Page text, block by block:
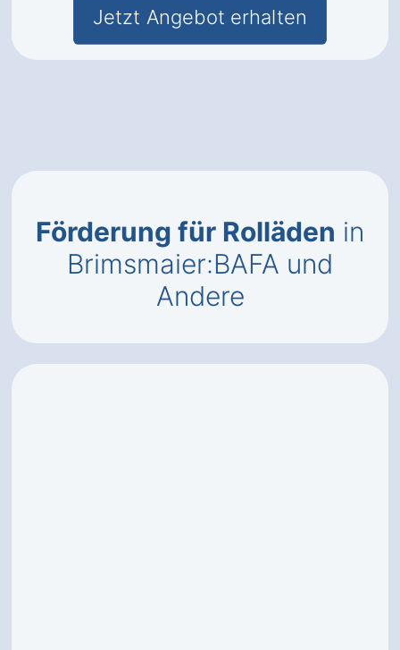
Jetzt Angebot erhalten
Förderung für Rolläden in
Brimsmaier:BAFA und
Andere